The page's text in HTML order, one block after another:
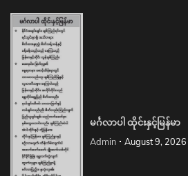
မင်္ဂလာပါ ထိုင်းနှင့်မြန်မာ
Admin August 9, 2026